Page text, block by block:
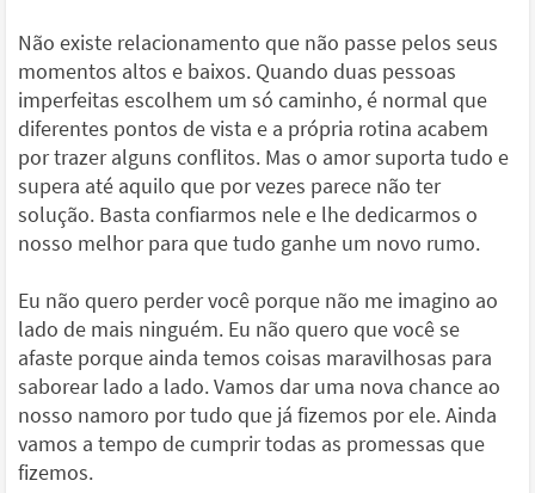
Não existe relacionamento que não passe pelos seus
momentos altos e baixos. Quando duas pessoas
imperfeitas escolhem um só caminho, é normal que
diferentes pontos de vista e a própria rotina acabem
por trazer alguns conflitos. Mas o amor suporta tudo e
supera até aquilo que por vezes parece não ter
solução. Basta confiarmos nele e lhe dedicarmos o
nosso melhor para que tudo ganhe um novo rumo.
Eu não quero perder você porque não me imagino ao
lado de mais ninguém. Eu não quero que você se
afaste porque ainda temos coisas maravilhosas para
saborear lado a lado. Vamos dar uma nova chance ao
nosso namoro por tudo que já fizemos por ele. Ainda
vamos a tempo de cumprir todas as promessas que
fizemos.